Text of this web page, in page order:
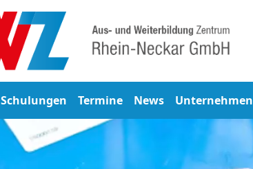
Schulungen Termine News Unternehmen